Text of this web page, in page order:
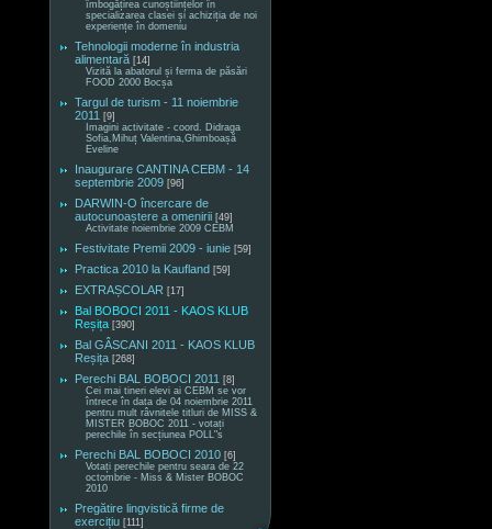
îmbogățirea cunoștiințelor în
specializarea clasei și achiziția de noi
experiențe în domeniu
Tehnologii moderne în industria
alimentară [14]
Vizită la abatorul și ferma de păsări
FOOD 2000 Bocșa
Targul de turism - 11 noiembrie
2011 [9]
Imagini activitate - coord. Didraga
Sofia,Mihuț Valentina,Ghimboașă
Eveline
Inaugurare CANTINA CEBM - 14
septembrie 2009 [96]
DARWIN-O încercare de
autocunoaștere a omenirii [49]
Activitate noiembrie 2009 CEBM
Festivitate Premii 2009 - iunie [59]
Practica 2010 la Kaufland [59]
EXTRAȘCOLAR [17]
Bal BOBOCI 2011 - KAOS KLUB
Reșița [390]
Bal GÂSCANI 2011 - KAOS KLUB
Reșița [268]
Perechi BAL BOBOCI 2011 [8]
Cei mai tineri elevi ai CEBM se vor
întrece în data de 04 noiembrie 2011
pentru mult râvnitele titluri de MISS &
MISTER BOBOC 2011 - votați
perechile în secțiunea POLL"s
Perechi BAL BOBOCI 2010 [6]
Votați perechile pentru seara de 22
octombrie - Miss & Mister BOBOC
2010
Pregătire lingvistică firme de
exercițiu [111]